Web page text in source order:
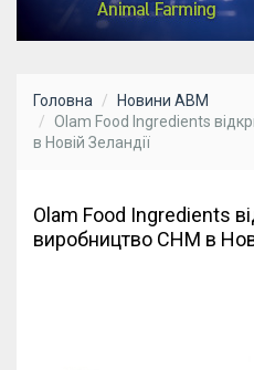
Головна
Новини АВМ
Olam Food Ingredients
в Новій Зеландії
Olam Food Ingredients
виробництво СНМ в